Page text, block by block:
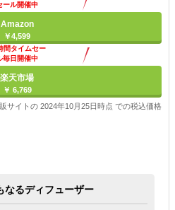
ール開催中
Amazon
￥4,599
間タイムセー
毎日開催中
楽天市場
￥ 6,769
サイトの 2024年10月25日時点 での税込価格
なるディフューザー